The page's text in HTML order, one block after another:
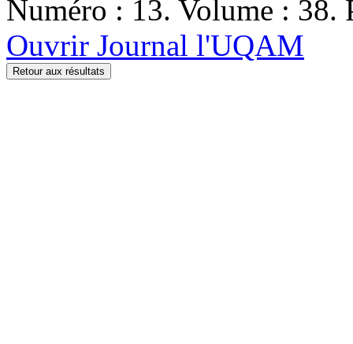
Numéro : 13. Volume : 38.
Ouvrir Journal l'UQAM
Retour aux résultats